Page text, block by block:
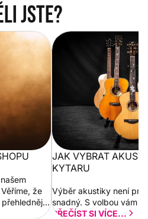
jste?
Music
že
přidávat
Jak vybrat
JAK VYBRAT
KYTARU
Výběr akustiky není pro
snadný. S volbou vám
PŘEČÍST SI VÍCE...